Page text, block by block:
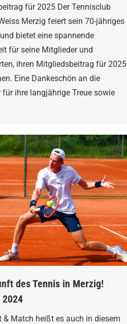
für 2025 Der Tennisclub
Merzig feiert sein 70-jähriges
bietet eine spannende
für seine Mitglieder und
ihren Mitgliedsbeitrag für 2025
Eine Dankeschön an die
für ihre langjährige Treue sowie
des Tennis in Merzig!
& Match heißt es auch in diesem